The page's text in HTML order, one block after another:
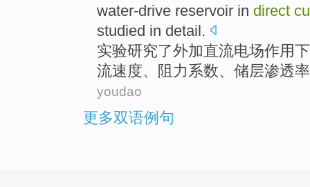
water-drive reservoir in direct
studied in detail.
实验研究了外加直流电场作用
流速度、 阻力 系数、 储层渗透率
youdao
更多双语例句